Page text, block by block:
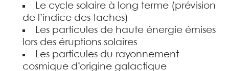
Le cycle solaire à long terme (prévision
de l’indice des taches)
Les particules de haute énergie émises
lors des éruptions solaires
Les particules du rayonnement
cosmique d’origine galactique